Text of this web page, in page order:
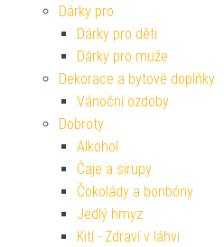
Dárky pro
Dárky pro děti
Dárky pro muže
Dekorace a bytové doplňky
Vánoční ozdoby
Dobroty
Alkohol
Čaje a sirupy
Čokolády a bonbóny
Jedlý hmyz
Kitl - Zdraví v láhvi